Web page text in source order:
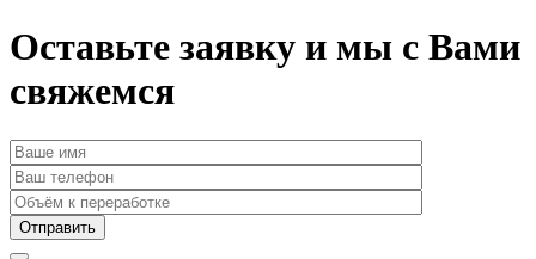
Оставьте заявку и мы с Вами
свяжемся